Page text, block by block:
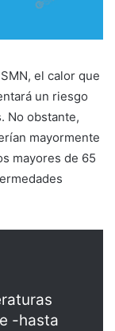
el calor que
un riesgo
No obstante,
mayormente
mayores de 65
-hasta